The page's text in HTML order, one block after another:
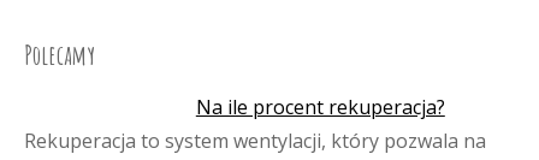
Polecamy
Na ile procent rekuperacja?
Rekuperacja to system wentylacji, który pozwala na